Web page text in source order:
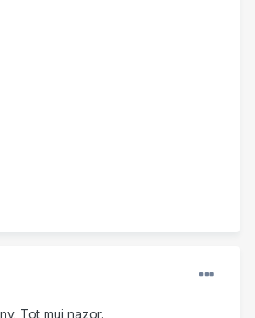
Tot muj nazor.